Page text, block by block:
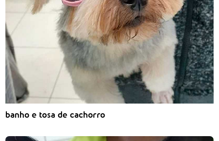
banho e tosa de cachorro